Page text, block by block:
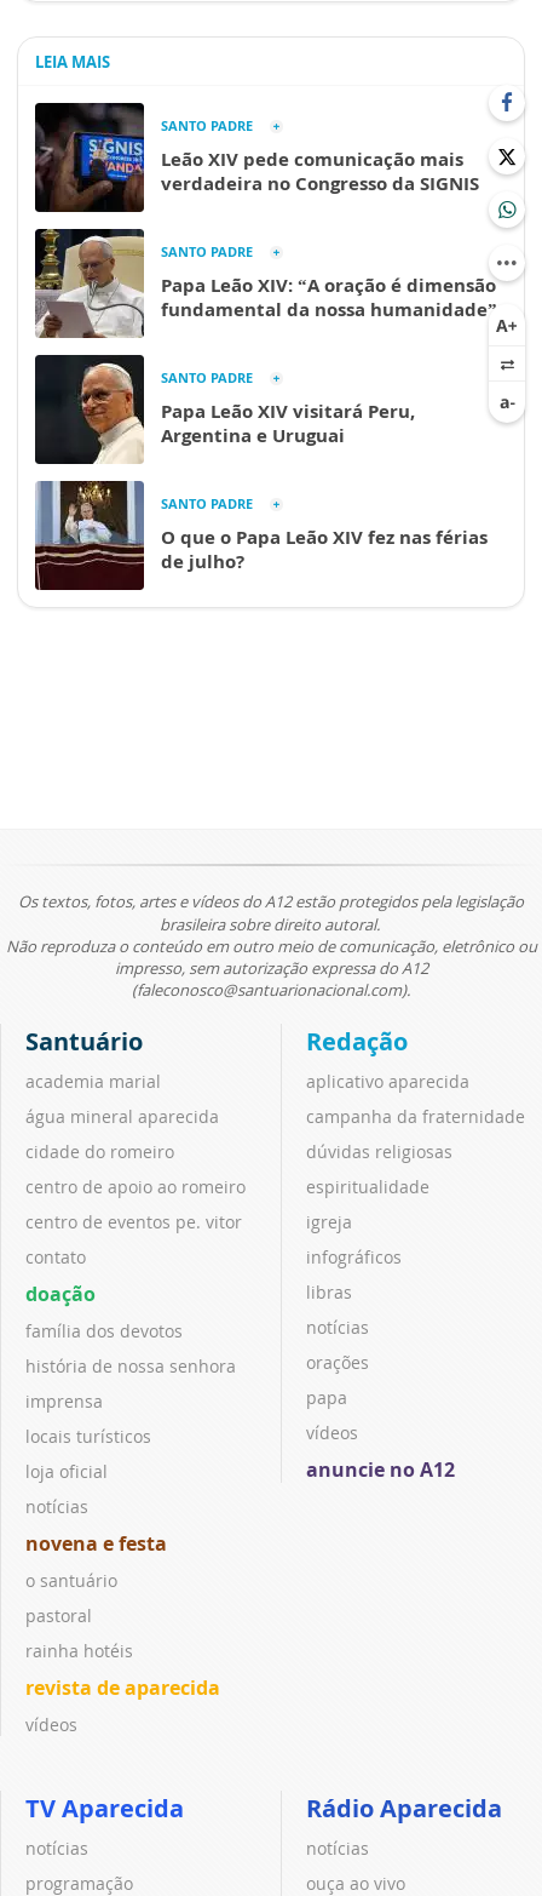
LEIA MAIS
SANTO PADRE
Leão XIV pede comunicação mais
verdadeira no Congresso da SIGNIS
SANTO PADRE
Papa Leão XIV: “A oração é dimensão
fundamental da nossa humanidade”
SANTO PADRE
Papa Leão XIV visitará Peru,
Argentina e Uruguai
SANTO PADRE
O que o Papa Leão XIV fez nas férias
de julho?
Os textos, fotos, artes e vídeos do A12 estão protegidos pela legislação
brasileira sobre direito autoral.
Não reproduza o conteúdo em outro meio de comunicação, eletrônico ou
impresso, sem autorização expressa do A12
(faleconosco@santuarionacional.com).
Santuário
academia marial
água mineral aparecida
cidade do romeiro
centro de apoio ao romeiro
centro de eventos pe. vitor
contato
doação
família dos devotos
história de nossa senhora
imprensa
locais turísticos
loja oficial
notícias
novena e festa
o santuário
pastoral
rainha hotéis
revista de aparecida
vídeos
Redação
aplicativo aparecida
campanha da fraternidade
dúvidas religiosas
espiritualidade
igreja
infográficos
libras
notícias
orações
papa
vídeos
anuncie no A12
TV Aparecida
notícias
programação
Rádio Aparecida
notícias
ouça ao vivo